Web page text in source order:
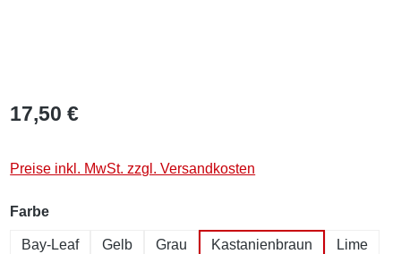
17,50 €
Preise inkl. MwSt. zzgl. Versandkosten
Farbeauswählen
Bay-Leaf Gelb Grau Kastanienbraun
Lime